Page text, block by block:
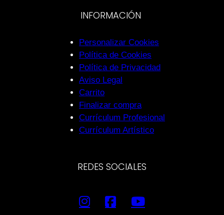
INFORMACIÓN
Personalizar Cookies
Política de Cookies
Política de Privacidad
Aviso Legal
Carrito
Finalizar compra
Currículum Profesional
Currículum Artístico
REDES SOCIALES